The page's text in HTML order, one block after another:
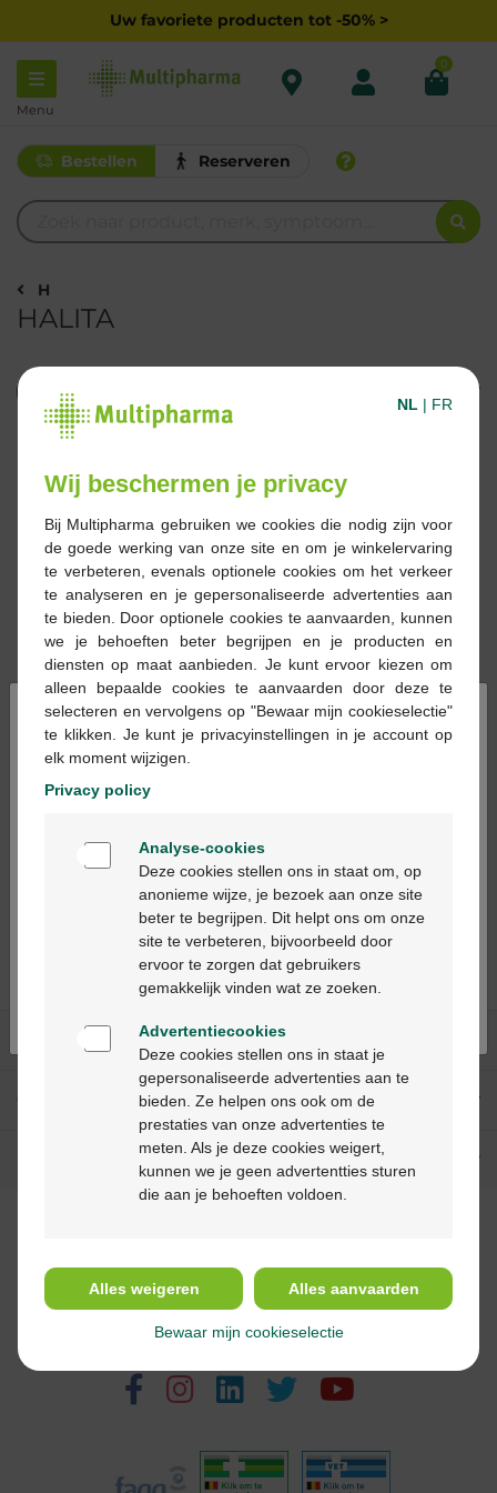
Uw favoriete producten tot -50% >
Menu
0
Bestellen Reserveren
H
HALITA
€ 6,20
Halita tongreiniger
spatel 1st
€ 13,95
Halita mondwater
500ml
€ 7,10
Halita Tandpasta Tube
75ml
€ 5,45
Halita 24uur
mondspray 15ml
Onze diensten
Over Multipharma
Hulp & contact
×
Bienvenue
Ga verder in het nederlands
Continuez en français
NL | FR
Wij beschermen je privacy
Bij Multipharma gebruiken we cookies die nodig zijn voor
de goede werking van onze site en om je winkelervaring
te verbeteren, evenals optionele cookies om het verkeer
te analyseren en je gepersonaliseerde advertenties aan
te bieden. Door optionele cookies te aanvaarden, kunnen
we je behoeften beter begrijpen en je producten en
diensten op maat aanbieden. Je kunt ervoor kiezen om
alleen bepaalde cookies te aanvaarden door deze te
selecteren en vervolgens op "Bewaar mijn cookieselectie"
te klikken. Je kunt je privacyinstellingen in je account op
elk moment wijzigen.
Privacy policy
Analyse-cookies
Deze cookies stellen ons in staat om, op
anonieme wijze, je bezoek aan onze site
beter te begrijpen. Dit helpt ons om onze
site te verbeteren, bijvoorbeeld door
ervoor te zorgen dat gebruikers
gemakkelijk vinden wat ze zoeken.
Advertentiecookies
Deze cookies stellen ons in staat je
gepersonaliseerde advertenties aan te
bieden. Ze helpen ons ook om de
prestaties van onze advertenties te
meten. Als je deze cookies weigert,
kunnen we je geen advertentties sturen
die aan je behoeften voldoen.
Alles weigeren Alles aanvaarden
Bewaar mijn cookieselectie